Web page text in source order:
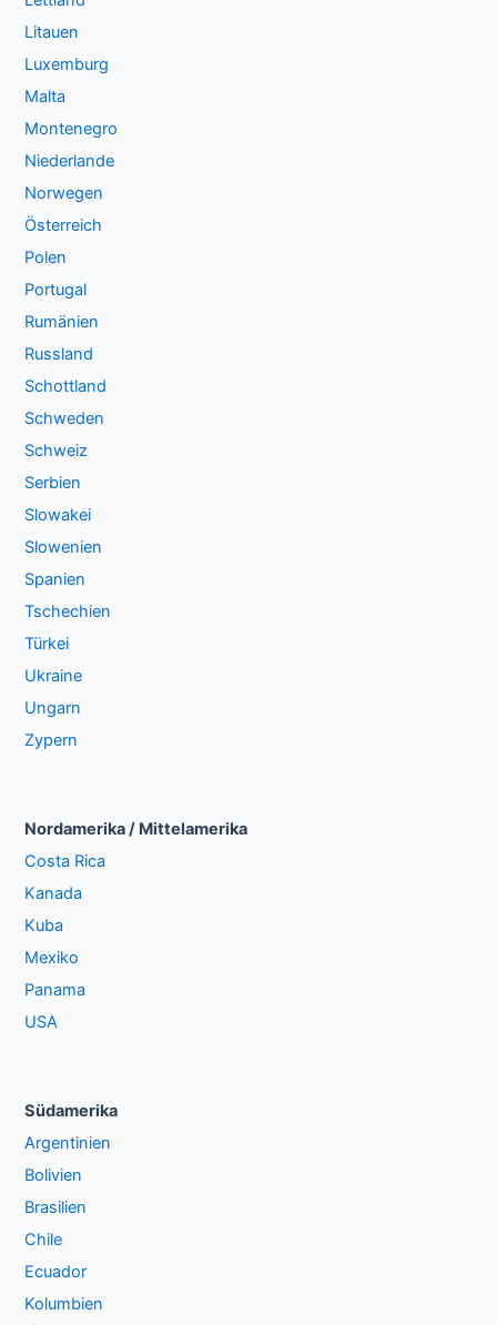
Litauen
Luxemburg
Malta
Montenegro
Niederlande
Norwegen
Österreich
Polen
Portugal
Rumänien
Russland
Schottland
Schweden
Schweiz
Serbien
Slowakei
Slowenien
Spanien
Tschechien
Türkei
Ukraine
Ungarn
Zypern
Nordamerika / Mittelamerika
Costa Rica
Kanada
Kuba
Mexiko
Panama
USA
Südamerika
Argentinien
Bolivien
Brasilien
Chile
Ecuador
Kolumbien